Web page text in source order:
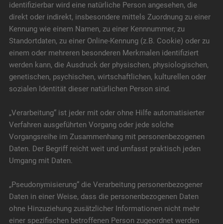
identifizierbar wird eine natürliche Person angesehen, die
direkt oder indirekt, insbesondere mittels Zuordnung zu einer
Kennung wie einem Namen, zu einer Kennnummer, zu
Standortdaten, zu einer Online-Kennung (z.B. Cookie) oder zu
einem oder mehreren besonderen Merkmalen identifiziert
werden kann, die Ausdruck der physischen, physiologischen,
genetischen, psychischen, wirtschaftlichen, kulturellen oder
sozialen Identität dieser natürlichen Person sind.
„Verarbeitung“ ist jeder mit oder ohne Hilfe automatisierter
Verfahren ausgeführten Vorgang oder jede solche
Vorgangsreihe im Zusammenhang mit personenbezogenen
Daten. Der Begriff reicht weit und umfasst praktisch jeden
Umgang mit Daten.
„Pseudonymisierung“ die Verarbeitung personenbezogener
Daten in einer Weise, dass die personenbezogenen Daten
ohne Hinzuziehung zusätzlicher Informationen nicht mehr
einer spezifischen betroffenen Person zugeordnet werden